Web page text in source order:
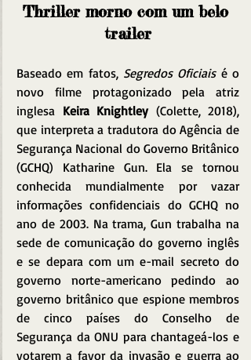
Thriller morno com um belo
trailer
Baseado em fatos, Segredos Oficiais é o
novo filme protagonizado pela atriz
inglesa Keira Knightley (Colette, 2018),
que interpreta a tradutora do Agência de
Segurança Nacional do Governo Britânico
(GCHQ) Katharine Gun. Ela se tornou
conhecida mundialmente por vazar
informações confidenciais do GCHQ no
ano de 2003. Na trama, Gun trabalha na
sede de comunicação do governo inglês
e se depara com um e-mail secreto do
governo norte-americano pedindo ao
governo britânico que espione membros
de cinco países do Conselho de
Segurança da ONU para chantageá-los e
votarem a favor da invasão e guerra ao